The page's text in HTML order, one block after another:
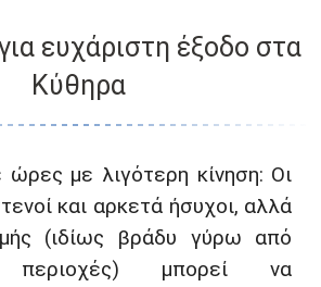
ευχάριστη έξοδο στα
Κύθηρα
και αρκετά ήσυχοι, αλλά
(ιδίως βράδυ γύρω από
περιοχές) μπορεί να